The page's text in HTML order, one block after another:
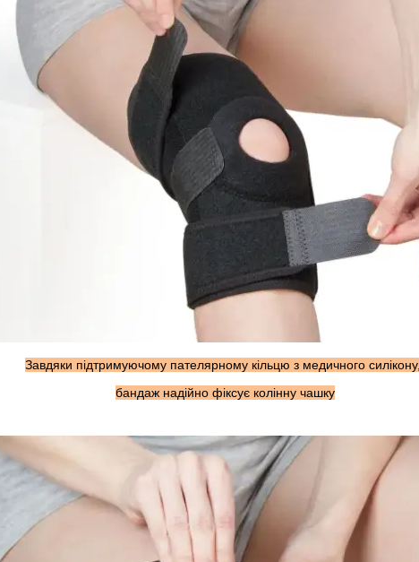
Завдяки підтримуючому пателярному кільцю з медичного силікону,
бандаж надійно фіксує колінну чашку